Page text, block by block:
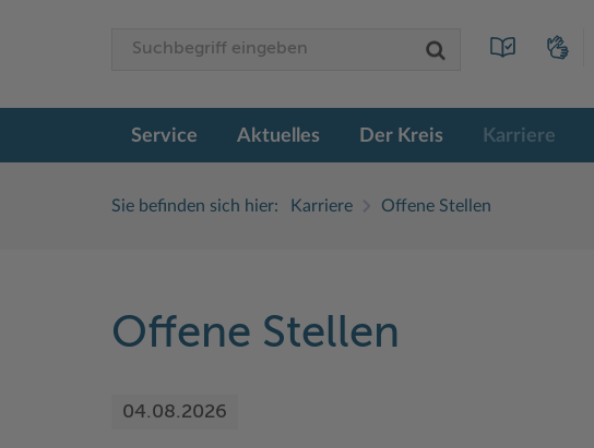
Service Aktuelles Der Kreis Karriere
Sie befinden sich hier: Karriere Offene Stellen
Offene Stellen
04.08.2026